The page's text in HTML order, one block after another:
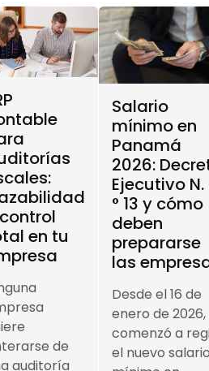
en tu
de
auditoría
Salario
mínimo en
Panamá
2026:
Ejecutivo N.
° 13 y cómo
deben
prepararse
las
Desde el 16 de
enero de 2026,
comenzó a
el nuevo